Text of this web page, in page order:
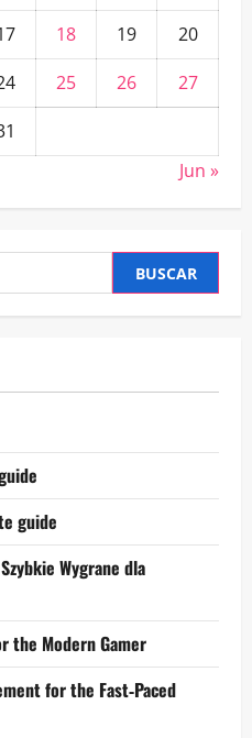
18 19
20
25 26
27
Jun »
guide
Wygrane dla
the Modern Gamer
for the Fast‑Paced